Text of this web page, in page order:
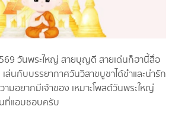
วันพระใหญ่ สายบุญดี สายเด่นก็ฮานี้สื่อ
ล่นกับบรรยากาศวันวิสาขบูชาได้ขำและน่ารัก
มอยากมีเจ้าของ เหมาะโพสต์วันพระใหญ่
ที่แอบชอบครับ